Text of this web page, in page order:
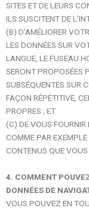
SITES ET DE LEURS
ILS SUSCITENT DE
(B) D’AMÉLIORER
LES DONNÉES SUR
LANGUE, LE FUSEAU
SERONT PROPOSÉES
SUBSÉQUENTES SUR
FAÇON RÉPÉTITIVE,
PROPRES ; ET
(C) DE VOUS FOURNIR
COMME PAR EXEMPLE
CONTENUS QUE VOUS
4. COMMENT
DONNÉES DE
VOUS POUVEZ EN